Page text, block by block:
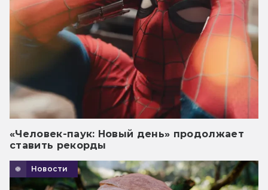
«Человек-паук: Новый день» продолжает
ставить рекорды
Новости